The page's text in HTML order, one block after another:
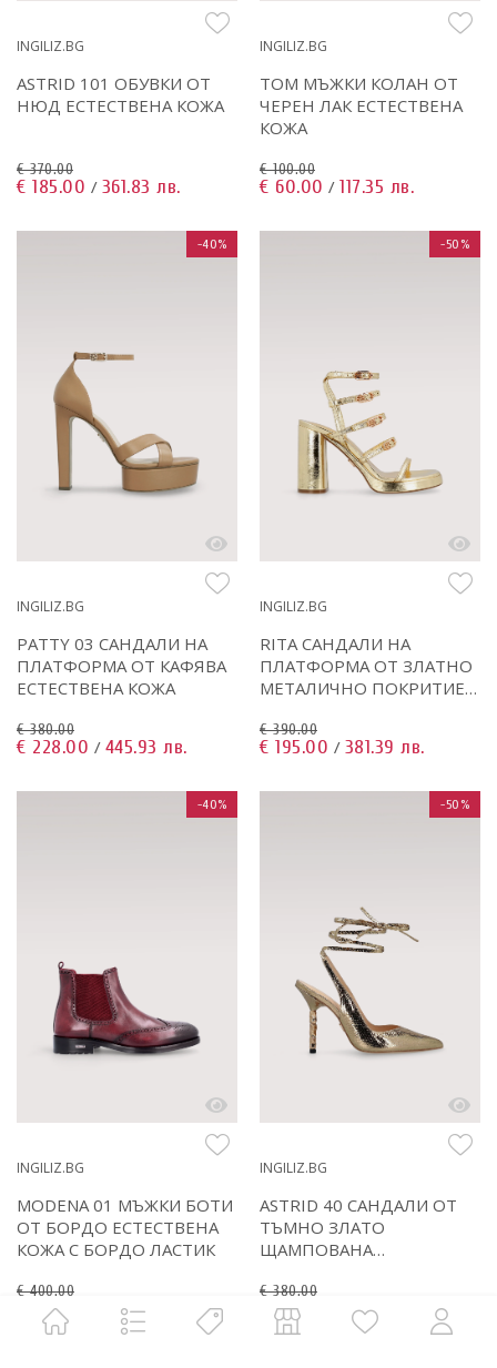
INGILIZ.BG
ASTRID 101 ОБУВКИ ОТ
НЮД ЕСТЕСТВЕНА КОЖА
€ 370.00
€ 185.00 / 361.83 лв.
INGILIZ.BG
TOM МЪЖКИ КОЛАН ОТ
ЧЕРЕН ЛАК ЕСТЕСТВЕНА
КОЖА
€ 100.00
€ 60.00 / 117.35 лв.
-40%
INGILIZ.BG
PATTY 03 САНДАЛИ НА
ПЛАТФОРМА ОТ КАФЯВА
ЕСТЕСТВЕНА КОЖА
€ 380.00
€ 228.00 / 445.93 лв.
-50%
INGILIZ.BG
RITA САНДАЛИ НА
ПЛАТФОРМА ОТ ЗЛАТНО
МЕТАЛИЧНО ПОКРИТИЕ
€ 390.00
€ 195.00 / 381.39 лв.
-40%
INGILIZ.BG
MODENA 01 МЪЖКИ БОТИ
ОТ БОРДО ЕСТЕСТВЕНА
КОЖА С БОРДО ЛАСТИК
€ 400.00
€ 240.00 469.40 лв.
-50%
INGILIZ.BG
ASTRID 40 САНДАЛИ ОТ
ТЪМНО ЗЛАТО
ЩАМПОВАНА
€ 380.00
€ 190.00 371.61 лв.